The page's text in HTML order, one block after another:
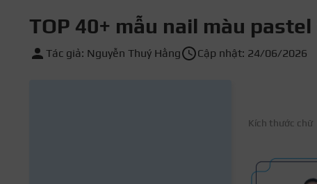
TOP 40+ mẫu nail màu
Tác giả: Nguyễn Thuý Hằng Cập nhật: 24/06/2026
Kích thước chữ